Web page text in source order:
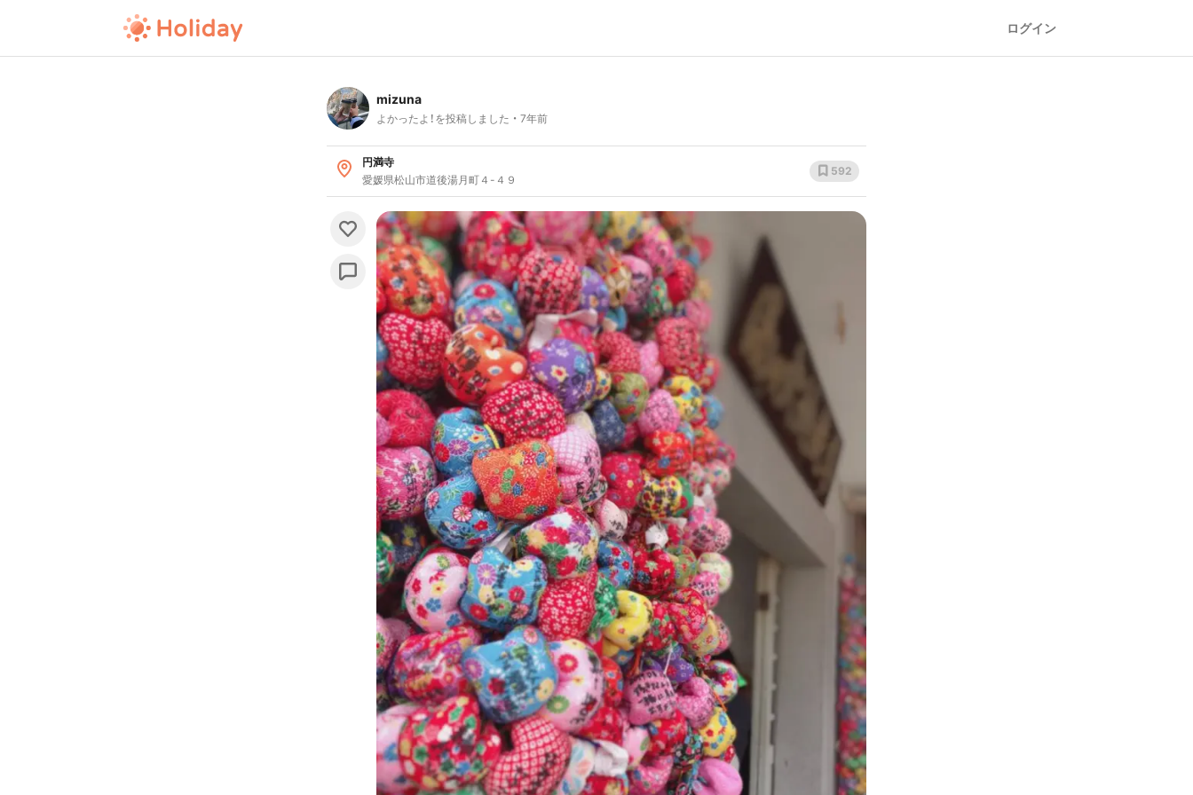
ログイン
mizuna
よかったよ！を投稿しました 7年前
円満寺
愛媛県松山市道後湯月町４-４９
592